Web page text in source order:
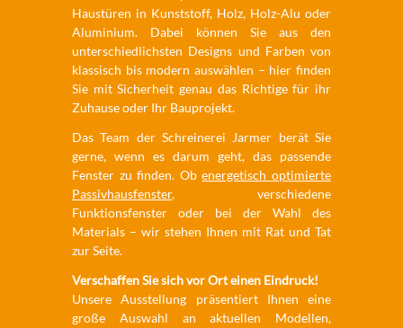
Haustüren in Kunststoff, Holz, Holz-Alu oder
Aluminium. Dabei können Sie aus den
unterschiedlichsten Designs und Farben von
klassisch bis modern auswählen – hier finden
Sie mit Sicherheit genau das Richtige für ihr
Zuhause oder Ihr Bauprojekt.
Das Team der Schreinerei Jarmer berät Sie
gerne, wenn es darum geht, das passende
Fenster zu finden. Obenergetisch optimierte
Passivhausfenster, verschiedene
Funktionsfenster oder bei der Wahl des
Materials – wir stehen Ihnen mit Rat und Tat
zur Seite.
Verschaffen Sie sich vor Ort einen Eindruck!
Unsere Ausstellung präsentiert Ihnen eine
große Auswahl an aktuellen Modellen,